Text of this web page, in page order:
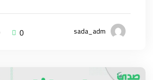
sada_adm
0